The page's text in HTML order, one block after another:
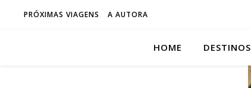
PRÓXIMAS VIAGENS A AUTORA
HOME DESTINOS